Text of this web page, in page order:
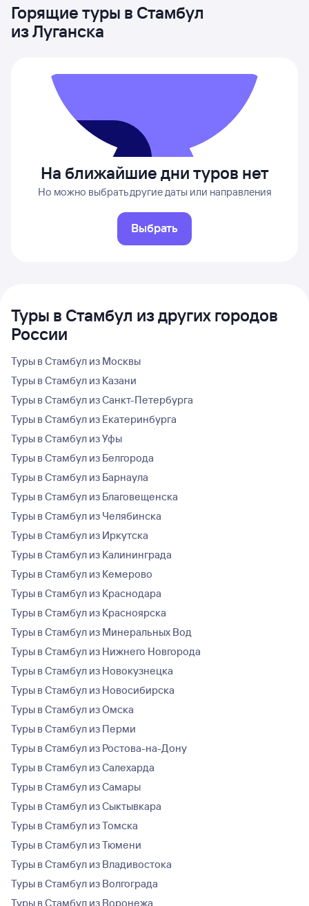
Горящие туры в Стамбул
из Луганска
На ближайшие дни туров нет
Но можно выбрать другие даты или направления
Выбрать
Туры в Стамбул из других городов
России
Туры в Стамбул из Москвы
Туры в Стамбул из Казани
Туры в Стамбул из Санкт-Петербурга
Туры в Стамбул из Екатеринбурга
Туры в Стамбул из Уфы
Туры в Стамбул из Белгорода
Туры в Стамбул из Барнаула
Туры в Стамбул из Благовещенска
Туры в Стамбул из Челябинска
Туры в Стамбул из Иркутска
Туры в Стамбул из Калининграда
Туры в Стамбул из Кемерово
Туры в Стамбул из Краснодара
Туры в Стамбул из Красноярска
Туры в Стамбул из Минеральных Вод
Туры в Стамбул из Нижнего Новгорода
Туры в Стамбул из Новокузнецка
Туры в Стамбул из Новосибирска
Туры в Стамбул из Омска
Туры в Стамбул из Перми
Туры в Стамбул из Ростова-на-Дону
Туры в Стамбул из Салехарда
Туры в Стамбул из Самары
Туры в Стамбул из Сыктывкара
Туры в Стамбул из Томска
Туры в Стамбул из Тюмени
Туры в Стамбул из Владивостока
Туры в Стамбул из Волгограда
Туры в Стамбул из Воронежа